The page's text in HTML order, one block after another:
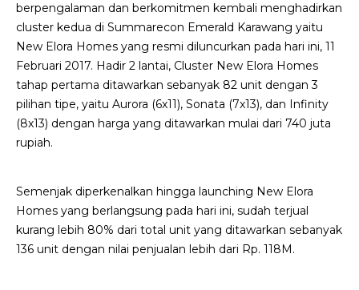
berpengalaman dan berkomitmen kembali menghadirkan
cluster kedua di Summarecon Emerald Karawang yaitu
New Elora Homes yang resmi diluncurkan pada hari ini, 11
Februari 2017. Hadir 2 lantai, Cluster New Elora Homes
tahap pertama ditawarkan sebanyak 82 unit dengan 3
pilihan tipe, yaitu Aurora (6x11), Sonata (7x13), dan Infinity
(8x13) dengan harga yang ditawarkan mulai dari 740 juta
rupiah.
Semenjak diperkenalkan hingga launching New Elora
Homes yang berlangsung pada hari ini, sudah terjual
kurang lebih 80% dari total unit yang ditawarkan sebanyak
136 unit dengan nilai penjualan lebih dari Rp. 118M.